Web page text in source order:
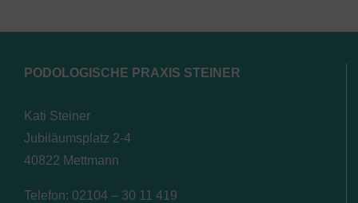
PODOLOGISCHE PRAXIS STEINER
Kati Steiner
Jubiläumsplatz 2-4
40822 Mettmann
Telefon: 02104 – 30 11 419